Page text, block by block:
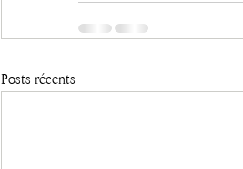
Posts récents